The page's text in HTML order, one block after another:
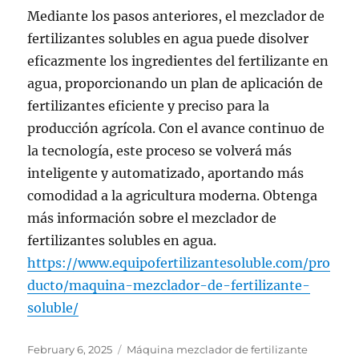
Mediante los pasos anteriores, el mezclador de
fertilizantes solubles en agua puede disolver
eficazmente los ingredientes del fertilizante en
agua, proporcionando un plan de aplicación de
fertilizantes eficiente y preciso para la
producción agrícola. Con el avance continuo de
la tecnología, este proceso se volverá más
inteligente y automatizado, aportando más
comodidad a la agricultura moderna. Obtenga
más información sobre el mezclador de
fertilizantes solubles en agua.
https://www.equipofertilizantesoluble.com/pro
ducto/maquina-mezclador-de-fertilizante-
soluble/
Posted
February 6, 2025 Categories
Máquina mezclador de fertilizante